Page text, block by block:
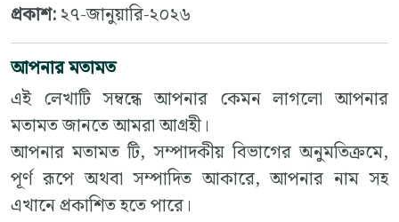
প্রকাশ:২৭-জানুয়ারি-২০২৬
আপনার মতামত
এই লেখাটি সম্বন্ধে আপনার কেমন লাগলো আপনার
মতামত জানতে আমরা আগ্রহী।
আপনার মতামত টি, সম্পাদকীয় বিভাগের অনুমতিক্রমে,
পূর্ণ রূপে অথবা সম্পাদিত আকারে, আপনার নাম সহ
এখানে প্রকাশিত হতে পারে।